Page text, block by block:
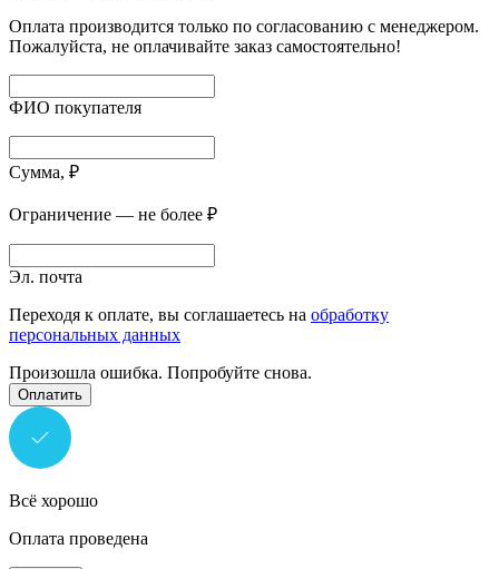
Оплата производится только по согласованию с менеджером.
Пожалуйста, не оплачивайте заказ самостоятельно!
ФИО покупателя
Сумма, ₽
Ограничение — не более ₽
Эл. почта
Переходя к оплате, вы соглашаетесь на обработку
персональных данных
Произошла ошибка. Попробуйте снова.
Оплатить
Всё хорошо
Оплата проведена